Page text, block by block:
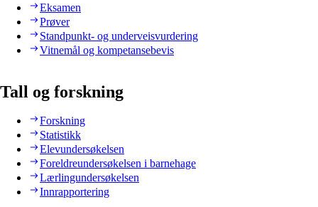
Eksamen
Prøver
Standpunkt- og underveisvurdering
Vitnemål og kompetansebevis
Tall og forskning
Forskning
Statistikk
Elevundersøkelsen
Foreldreundersøkelsen i barnehage
Lærlingundersøkelsen
Innrapportering